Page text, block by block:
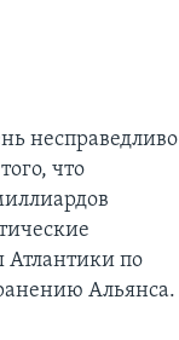
несправедливо
что
Атлантики по
Альянса.